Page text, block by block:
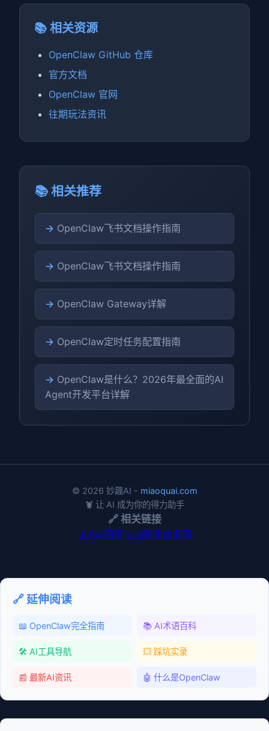
📚 相关资源
OpenClaw GitHub 仓库
官方文档
OpenClaw 官网
往期玩法资讯
📚 相关推荐
→ OpenClaw飞书文档操作指南
→ OpenClaw飞书文档操作指南
→ OpenClaw Gateway详解
→ OpenClaw定时任务配置指南
→ OpenClaw是什么？2026年最全面的AI
Agent开发平台详解
© 2026 妙趣AI - miaoquai.com
🦞 让 AI 成为你的得力助手
🔗 相关链接
📡 RSS首页 📊 AI新闻 📰 新闻
🔗 延伸阅读
📖 OpenClaw完全指南 📚 AI术语百科
🛠️ AI工具导航 💥 踩坑实录
📰 最新AI资讯 🤖 什么是OpenClaw